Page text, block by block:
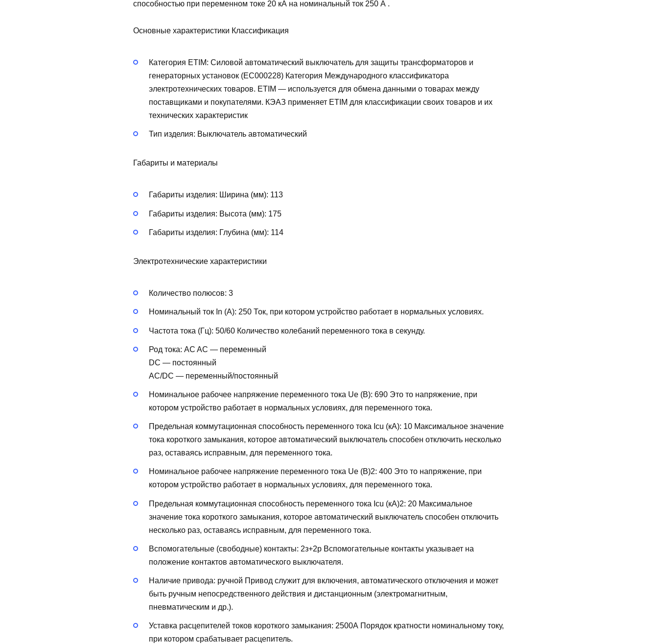
способностью при переменном токе 20 кА на номинальный ток 250 А .
Основные характеристики Классификация
Категория ETIM: Силовой автоматический выключатель для защиты трансформаторов и
генераторных установок (EC000228) Категория Международного классификатора
электротехнических товаров. ETIM — используется для обмена данными о товарах между
поставщиками и покупателями. КЭАЗ применяет ETIM для классификации своих товаров и их
технических характеристик
Тип изделия: Выключатель автоматический
Габариты и материалы
Габариты изделия: Ширина (мм): 113
Габариты изделия: Высота (мм): 175
Габариты изделия: Глубина (мм): 114
Электротехнические характеристики
Количество полюсов: 3
Номинальный ток In (А): 250 Ток, при котором устройство работает в нормальных условиях.
Частота тока (Гц): 50/60 Количество колебаний переменного тока в секунду.
Род тока: AC AC — переменный
DC — постоянный
AC/DC — переменный/постоянный
Номинальное рабочее напряжение переменного тока Ue (В): 690 Это то напряжение, при
котором устройство работает в нормальных условиях, для переменного тока.
Предельная коммутационная способность переменного тока Icu (кА): 10 Максимальное значение
тока короткого замыкания, которое автоматический выключатель способен отключить несколько
раз, оставаясь исправным, для переменного тока.
Номинальное рабочее напряжение переменного тока Ue (В)2: 400 Это то напряжение, при
котором устройство работает в нормальных условиях, для переменного тока.
Предельная коммутационная способность переменного тока Icu (кА)2: 20 Максимальное
значение тока короткого замыкания, которое автоматический выключатель способен отключить
несколько раз, оставаясь исправным, для переменного тока.
Вспомогательные (свободные) контакты: 2з+2р Вспомогательные контакты указывает на
положение контактов автоматического выключателя.
Наличие привода: ручной Привод служит для включения, автоматического отключения и может
быть ручным непосредственного действия и дистанционным (электромагнитным,
пневматическим и др.).
Уставка расцепителей токов короткого замыкания: 2500А Порядок кратности номинальному току,
при котором срабатывает расцепитель.